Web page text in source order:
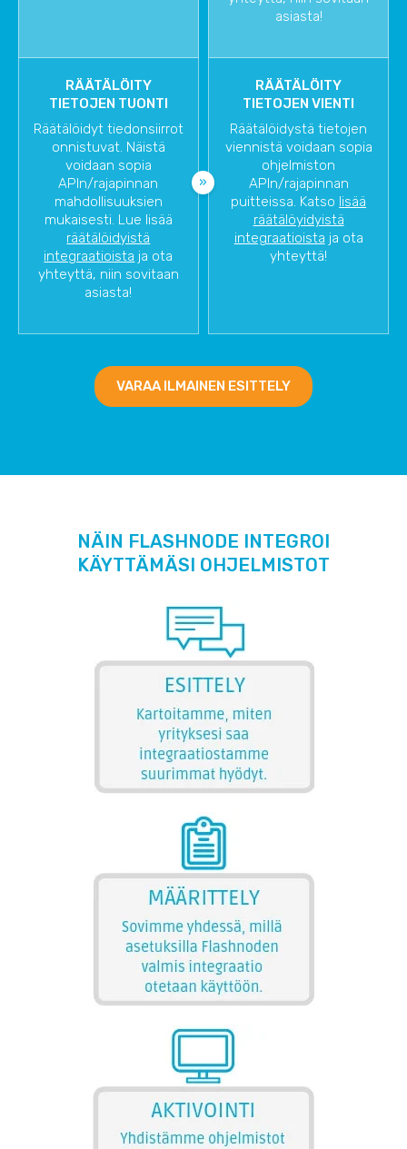
asiasta!
RÄÄTÄLÖITY
TIETOJEN TUONTI
Räätälöidyt tiedonsiirrot
onnistuvat. Näistä
voidaan sopia
APIn/rajapinnan
mahdollisuuksien
mukaisesti. Lue lisää
räätälöidyistä
integraatioista ja ota
yhteyttä, niin sovitaan
asiasta!
RÄÄTÄLÖITY
TIETOJEN VIENTI
Räätälöidystä tietojen
viennistä voidaan sopia
ohjelmiston
APIn/rajapinnan
puitteissa. Katso lisää
räätälöyidyistä
integraatioista ja ota
yhteyttä!
VARAA ILMAINEN ESITTELY
NÄIN FLASHNODE INTEGROI
KÄYTTÄMÄSI OHJELMISTOT